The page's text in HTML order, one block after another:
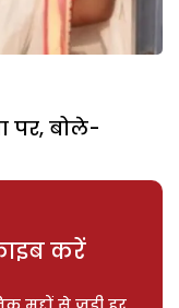
पर, बोले-
करें